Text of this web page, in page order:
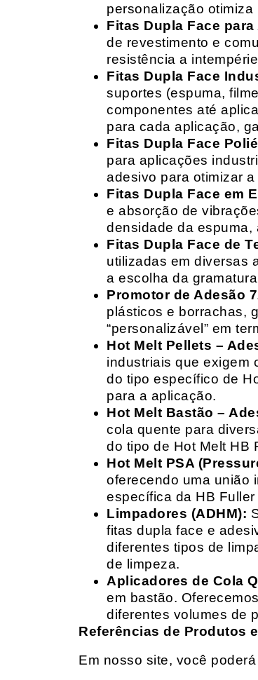
personalização
Fitas Dupla Face
de revestimento e
resistência a
Fitas Dupla Face
suportes (espuma,
componentes até
para cada aplicação,
Fitas Dupla Face
para aplicações
adesivo para otimizar
Fitas Dupla Face em
e absorção de
densidade da
Fitas Dupla Face de
utilizadas em diversas
a escolha da
Promotor de Adesão
plásticos e borrachas,
“personalizável” em
Hot Melt Pellets –
industriais que exigem
do tipo específico de
para a aplicação.
Hot Melt Bastão –
cola quente para
do tipo de Hot Melt HB
Hot Melt PSA
oferecendo uma união
específica da HB
Limpadores (ADHM):
fitas dupla face e
diferentes tipos de
de limpeza.
Aplicadores de Cola
em bastão.
diferentes volumes de
Referências de Produtos
Em nosso site, você